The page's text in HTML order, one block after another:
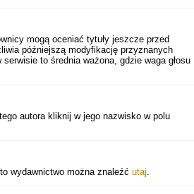
mogą oceniać tytuły jeszcze przed
późniejszą modyfikację przyznanych
serwisie to średnia ważona, gdzie waga głosu
autora kliknij w jego nazwisko w polu
wydawnictwo można znaleźć utaj.